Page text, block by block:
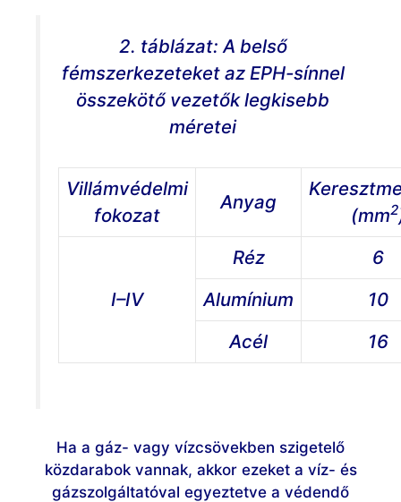
2. táblázat: A belső
fémszerkezeteket az EPH-sínnel
összekötő vezetők legkisebb
méretei
Villámvédelmi
fokozat
Anyag
(mm2
I–IV
Réz
6
Alumínium
10
Acél
16
Ha a gáz- vagy vízcsövekben szigetelő
közdarabok vannak, akkor ezeket a víz- és
gázszolgáltatóval egyeztetve a védendő